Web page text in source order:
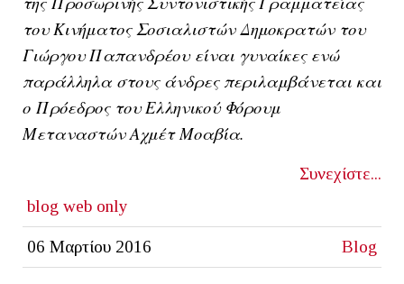
του Κινήματος Σοσιαλιστών Δημοκρατών του
Γιώργου Παπανδρέουείναι γυναίκες ενώ
παράλληλα στους άνδρες περιλαμβάνεται και
ο Πρόεδρος του Ελληνικού Φόρουμ
Μεταναστών Αχμέτ Μοαβία.
Συνεχίστε...
blog web only
06 Μαρτίου 2016 Blog